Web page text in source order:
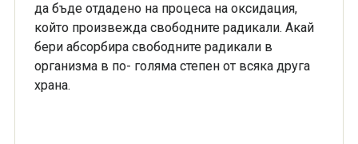
да бъде отдадено на процеса на оксидация,
който произвежда свободните радикали. Акай
бери абсорбира свободните радикали в
организма в по- голяма степен от всяка друга
храна.